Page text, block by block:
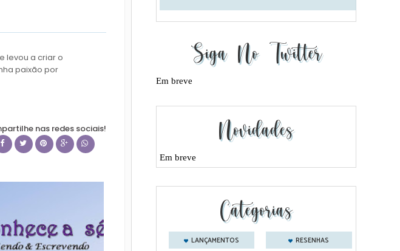
levou a criar o
paixão por
nas redes sociais!
Siga No Twitter
Em breve
Novidades
Em breve
Categorias
LANÇAMENTOS RESENHAS